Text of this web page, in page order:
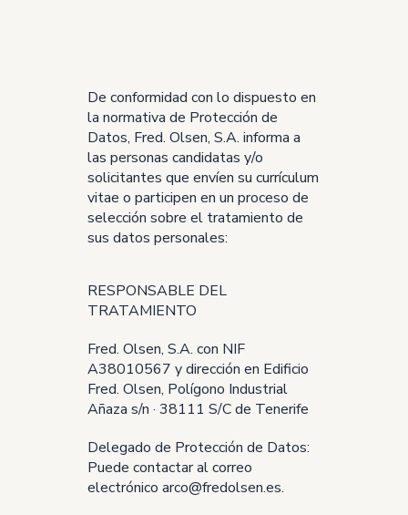
De conformidad con lo dispuesto en
la normativa de Protección de
Datos, Fred. Olsen, S.A. informa a
las personas candidatas y/o
solicitantes que envíen su currículum
vitae o participen en un proceso de
selección sobre el tratamiento de
sus datos personales:
RESPONSABLE DEL
TRATAMIENTO
Fred. Olsen, S.A. con NIF
A38010567 y dirección en Edificio
Fred. Olsen, Polígono Industrial
Añaza s/n · 38111 S/C de Tenerife
Delegado de Protección de Datos:
Puede contactar al correo
electrónico arco@fredolsen.es.